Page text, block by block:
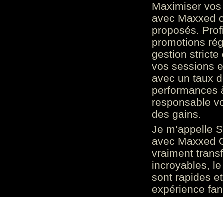
Maximiser
avec Maxxed
proposés.
promotions
gestion stricte
vos sessions
avec un taux
performances
responsable
des gains.
Je m’appelle
avec Maxxed
vraiment
incroyables,
sont rapides
expérience